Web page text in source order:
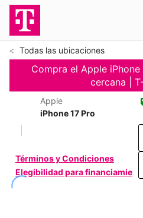
Todas las ubicaciones
Compra el Apple
cercana |
Apple
iPhone 17 Pro
Términos y Condiciones
Elegibilidad para financiamiento